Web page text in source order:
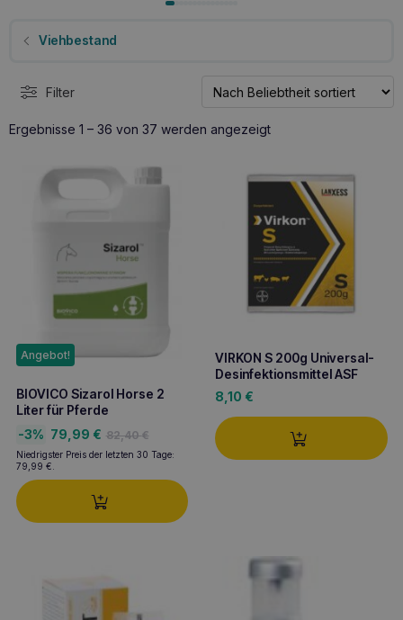
Viehbestand
Filter
Ergebnisse 1 – 36 von 37 werden angezeigtNach
Angebot!
Niedrigster Preis der letzten 30 Tage:
79,99 €
BIOVICO Sizarol Horse 2
Liter für Pferde
-3%
82,40€
Ursprünglicher
Preis
war:
82,40 €
79,99 €
Aktueller
Preis
ist:
79,99 €.
VIRKON S 200g Universal-
Desinfektionsmittel ASF
8,10 €